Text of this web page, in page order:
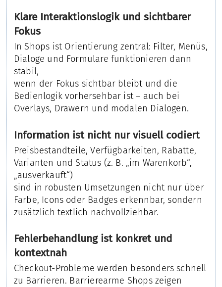
Klare Interaktionslogik und sichtbarer
Fokus
In Shops ist Orientierung zentral: Filter, Menüs,
Dialoge und Formulare funktionieren dann
stabil,
wenn der Fokus sichtbar bleibt und die
Bedienlogik vorhersehbar ist – auch bei
Overlays, Drawern und modalen Dialogen.
Information ist nicht nur visuell codiert
Preisbestandteile, Verfügbarkeiten, Rabatte,
Varianten und Status (z. B. „im Warenkorb“,
„ausverkauft“)
sind in robusten Umsetzungen nicht nur über
Farbe, Icons oder Badges erkennbar, sondern
zusätzlich textlich nachvollziehbar.
Fehlerbehandlung ist konkret und
kontextnah
Checkout-Probleme werden besonders schnell
zu Barrieren. Barrierearme Shops zeigen